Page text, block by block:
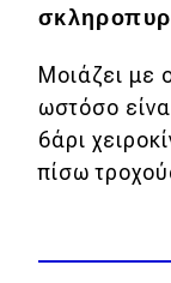
Πρωτότυπα
Ελλάδα
Κόσμος
Τεχνολογία
Αγορά
Μοιάζει με
ωστόσο
6άρι
πίσω